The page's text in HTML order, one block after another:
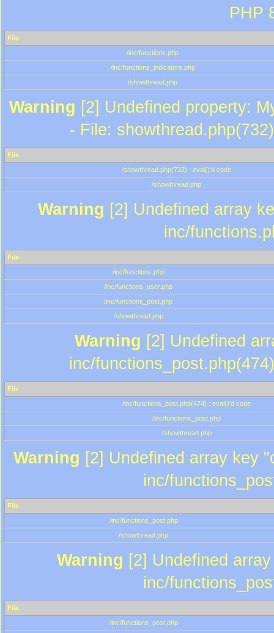
PHP
File
/inc/functions.php
/inc/functions_indicators.php
/showthread.php
Warning [2] Undefined property:
- File:
File
/showthread.php(732) : eval()'d code
/showthread.php
Warning [2] Undefined array
inc/
File
/inc/functions.php
/inc/functions_user.php
/inc/functions_post.php
/showthread.php
Warning [2] Undefined
inc/
File
/inc/functions_post.php(474) : eval()'d code
/inc/functions_post.php
/showthread.php
Warning [2] Undefined array key
inc/
File
/inc/functions_post.php
/showthread.php
Warning [2] Undefined
inc/
File
/inc/functions_post.php